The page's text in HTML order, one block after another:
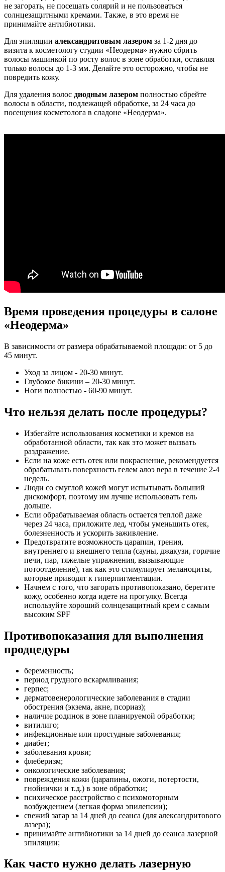
не загорать, не посещать солярий и не пользоваться
солнцезащитными кремами. Также, в это время не
принимайте антибиотики.
Для эпиляции александритовым лазером за 1-2 дня до
визита к косметологу студии «Неодерма» нужно сбрить
волосы машинкой по росту волос в зоне обработки, оставляя
только волосы до 1-3 мм. Делайте это осторожно, чтобы не
повредить кожу.
Для удаления волос диодным лазером полностью сбрейте
волосы в области, подлежащей обработке, за 24 часа до
посещения косметолога в сладоне «Неодерма».
Время проведения процедуры в салоне
«Неодерма»
В зависимости от размера обрабатываемой площади: от 5 до
45 минут.
Уход за лицом - 20-30 минут.
Глубокое бикини – 20-30 минут.
Ноги полностью - 60-90 минут.
Что нельзя делать после процедуры?
Избегайте использования косметики и кремов на
обработанной области, так как это может вызвать
раздражение.
Если на коже есть отек или покраснение, рекомендуется
обрабатывать поверхность гелем алоэ вера в течение 2-4
недель.
Люди со смуглой кожей могут испытывать больший
дискомфорт, поэтому им лучше использовать гель
дольше.
Если обрабатываемая область остается теплой даже
через 24 часа, приложите лед, чтобы уменьшить отек,
болезненность и ускорить заживление.
Предотвратите возможность царапин, трения,
внутреннего и внешнего тепла (сауны, джакузи, горячие
печи, пар, тяжелые упражнения, вызывающие
потоотделение), так как это стимулирует меланоциты,
которые приводят к гиперпигментации.
Начнем с того, что загорать противопоказано, берегите
кожу, особенно когда идете на прогулку. Всегда
используйте хороший солнцезащитный крем с самым
высоким SPF
Противопоказания для выполнения
продцедуры
беременность;
период грудного вскармливания;
герпес;
дерматовенерологические заболевания в стадии
обострения (экзема, акне, псориаз);
наличие родинок в зоне планируемой обработки;
витилиго;
инфекционные или простудные заболевания;
диабет;
заболевания крови;
флеберизм;
онкологические заболевания;
повреждения кожи (царапины, ожоги, потертости,
гнойнички и т.д.) в зоне обработки;
психическое расстройство с психомоторным
возбуждением (легкая форма эпилепсии);
свежий загар за 14 дней до сеанса (для александритового
лазера);
принимайте антибиотики за 14 дней до сеанса лазерной
эпиляции;
Как часто нужно делать лазерную